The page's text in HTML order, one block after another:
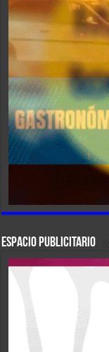
ESPACIO PUBLICITARIO